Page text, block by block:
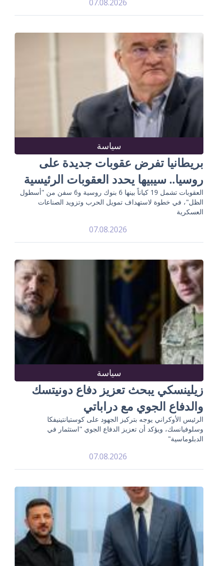
07.08.2026
سياسة
بريطانيا تفرض عقوبات جديدة على
روسيا.. سيبيها يحدد العقوبات الرئيسية
العقوبات تشمل 19 كياناً بينها 6 بنوك روسية و6 سفن من "أسطول
الظل"، في خطوة لاستهداف تمويل الحرب وتزويد الصناعات
العسكرية
07.08.2026
سياسة
زيلينسكي يبحث تعزيز دفاع دونيتسك
والدفاع الجوي مع دراباتي
الرئيس الأوكراني يوجه بتركيز الجهود على كوستيانتينيفكا
وسلوفيانسك، ويؤكد أن تعزيز الدفاع الجوي "استثمار في
الدبلوماسية"
07.08.2026